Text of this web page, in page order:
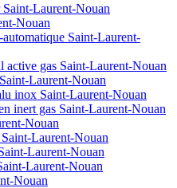
Laurent-Nouan
Nouan
Saint-Laurent-
gas Saint-Laurent-Nouan
Laurent-Nouan
inox Saint-Laurent-Nouan
inert gas Saint-Laurent-Nouan
Nouan
Laurent-Nouan
Laurent-Nouan
Laurent-Nouan
Nouan